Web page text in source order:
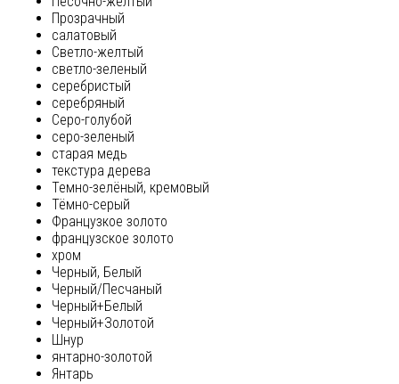
Прозрачный
салатовый
Светло-желтый
светло-зеленый
серебристый
серебряный
Серо-голубой
серо-зеленый
старая медь
текстура дерева
Темно-зелёный, кремовый
Тёмно-серый
Французкое золото
французское золото
хром
Черный, Белый
Черный/Песчаный
Черный+Белый
Черный+Золотой
Шнур
янтарно-золотой
Янтарь